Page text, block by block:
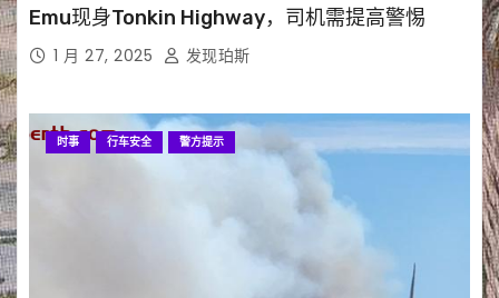
Emu现身Tonkin Highway，司机需提高警惕
1 月 27, 2025 发现珀斯
时事 行车安全 警方提示